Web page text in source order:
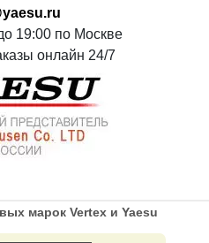
19:00 по Москве
онлайн 24/7
марок Vertex и Yaesu